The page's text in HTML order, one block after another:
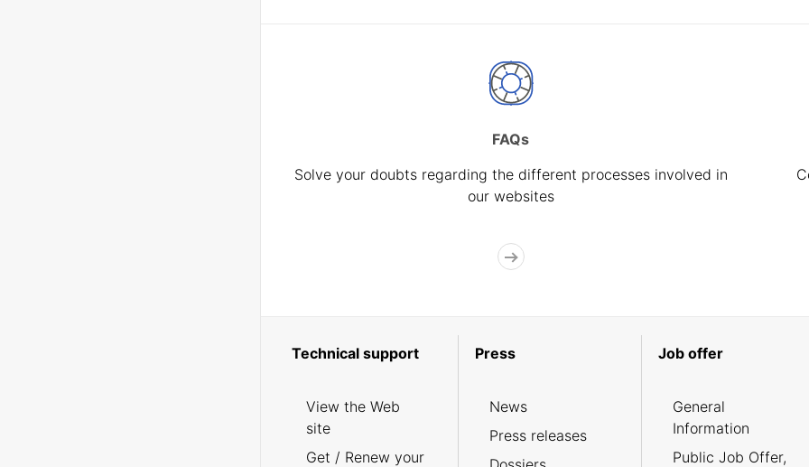
FAQs
Solve your doubts regarding the different processes involved in
our websites
Technical support
View the Web
site
Get / Renew your
Press
News
Press releases
Job offer
General
Information
Public Job Offer,